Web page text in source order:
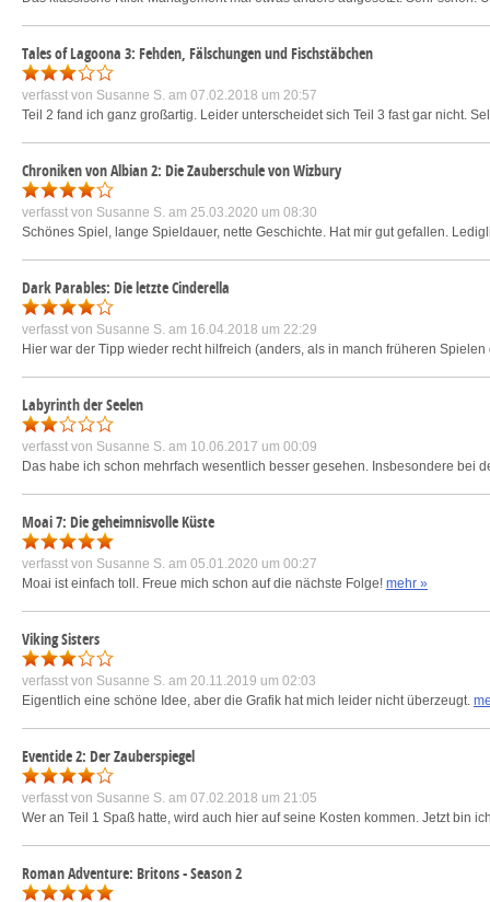
Tales of Lagoona 3: Fehden, Fälschungen und Fischstäbchen
verfasst von Susanne S. am 07.02.2018 um 20:57
Teil 2 fand ich ganz großartig. Leider unterscheidet sich Teil 3 fast gar nicht.
Chroniken von Albian 2: Die Zauberschule von Wizbury
verfasst von Susanne S. am 25.03.2020 um 08:30
Schönes Spiel, lange Spieldauer, nette Geschichte. Hat mir gut gefallen.
Dark Parables: Die letzte Cinderella
verfasst von Susanne S. am 16.04.2018 um 22:29
Hier war der Tipp wieder recht hilfreich (anders, als in manch früheren
Labyrinth der Seelen
verfasst von Susanne S. am 10.06.2017 um 00:09
Das habe ich schon mehrfach wesentlich besser gesehen. Insbesondere
Moai 7: Die geheimnisvolle Küste
verfasst von Susanne S. am 05.01.2020 um 00:27
Moai ist einfach toll. Freue mich schon auf die nächste Folge! mehr »
Viking Sisters
verfasst von Susanne S. am 20.11.2019 um 02:03
Eigentlich eine schöne Idee, aber die Grafik hat mich leider nicht überzeugt.
Eventide 2: Der Zauberspiegel
verfasst von Susanne S. am 07.02.2018 um 21:05
Wer an Teil 1 Spaß hatte, wird auch hier auf seine Kosten kommen. Jetzt bin
Roman Adventure: Britons - Season 2